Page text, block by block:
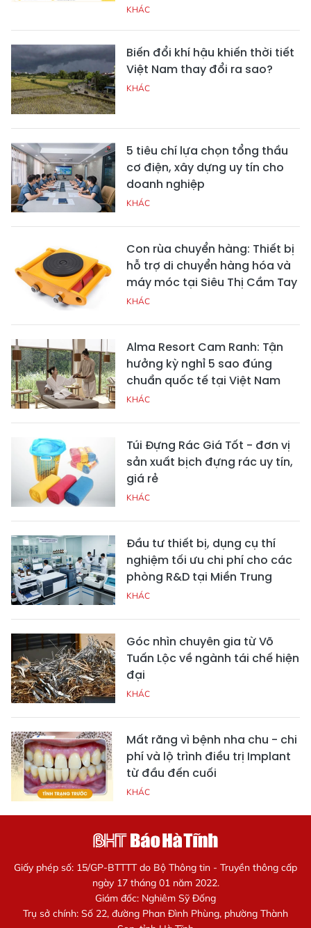
KHÁC
Biến đổi khí hậu khiến thời tiết
Việt Nam thay đổi ra sao?
KHÁC
5 tiêu chí lựa chọn tổng thầu
cơ điện, xây dựng uy tín cho
doanh nghiệp
KHÁC
Con rùa chuyển hàng: Thiết bị
hỗ trợ di chuyển hàng hóa và
máy móc tại Siêu Thị Cầm Tay
KHÁC
Alma Resort Cam Ranh: Tận
hưởng kỳ nghỉ 5 sao đúng
chuẩn quốc tế tại Việt Nam
KHÁC
Túi Đựng Rác Giá Tốt - đơn vị
sản xuất bịch đựng rác uy tín,
giá rẻ
KHÁC
Đầu tư thiết bị, dụng cụ thí
nghiệm tối ưu chi phí cho các
phòng R&D tại Miền Trung
KHÁC
Góc nhìn chuyên gia từ Võ
Tuấn Lộc về ngành tái chế hiện
đại
KHÁC
Mất răng vì bệnh nha chu - chi
phí và lộ trình điều trị Implant
từ đầu đến cuối
KHÁC
Giấy phép số: 15/GP-BTTTT do Bộ Thông tin - Truyền thông cấp
ngày 17 tháng 01 năm 2022.
Giám đốc: Nghiêm Sỹ Đống
Trụ sở chính: Số 22, đường Phan Đình Phùng, phường Thành